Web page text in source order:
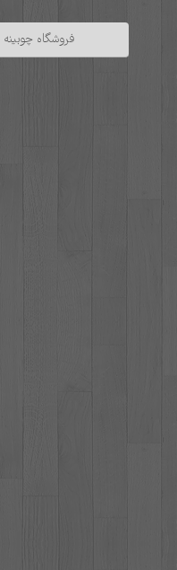
فروشگاه چوبینه